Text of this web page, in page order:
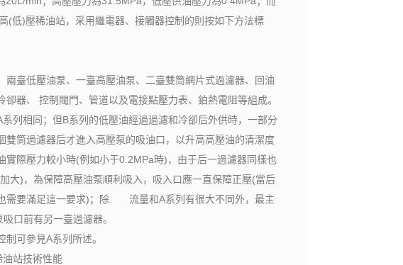
(低)壓稀油站，采用繼電器、接觸器控制的則按如下方法標
兩臺低壓油泵、一臺高壓油泵、二臺雙筒網片式過濾器、回油
卻器、 控制閥門、管道以及電接點壓力表、鉑熱電阻等組成。
相同；但B系列的低壓油經過過濾和冷卻后外供時，一部分
雙筒過濾器后才進入高壓泵的吸油口，以升高高壓油的清潔度
實際壓力較小時(例如小于0.2MPa時)，由于后一過濾器同樣也
大)，為保障高壓油泵順利吸入，吸入口應一直保障正壓(當后
需要滿足這一要求)；除 流量和A系列有很大不同外，最主
口前有另一臺過濾器。
可參見A系列所述。
站技術性能